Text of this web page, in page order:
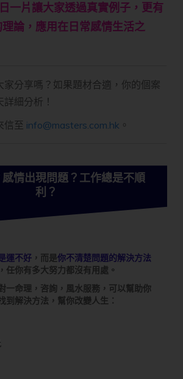
一片讓大家透過真實例子，更有
論，應用在日常感情生活之
家分享嗎？如果題材合適，你的個案
細分析！
信至 info@masters.com.hk 。
情出現問題？工作總是不順
利？
運不好 ，而是你不清楚問題的解決方法
任你有多大努力都沒有用處。
一命理，咨詢，風水服務，可以幫助你
到解決方法，幫你改變人生：